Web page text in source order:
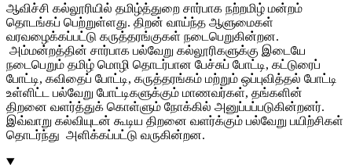
ஆவிச்சி கல்லூரியில் தமிழ்த்துறை சார்பாக நற்றமிழ் மன்றம்
தொடங்கப் பெற்றுள்ளது. திறன் வாய்ந்த ஆளுமைகள்
வரவழைக்கப்பட்டு கருத்தரங்குகள் நடைபெறுகின்றன.
அம்மன்றத்தின் சார்பாக பல்வேறு கல்லூரிகளுக்கு இடையே
நடைபெறும் தமிழ் மொழி தொடர்பான பேச்சுப் போட்டி, கட்டுரைப்
போட்டி, கவிதைப் போட்டி, கருத்தரங்கம் மற்றும் ஒப்புவித்தல் போட்டி
உள்ளிட்ட
பல்வேறு போட்டிகளுக்கும் மாணவர்கள், தங்களின்
திறனை வளர்த்துக் கொள்ளும் நோக்கில் அனுப்பப்படுகின்றனர்.
இவ்வாறு கல்வியுடன் கூடிய திறனை வளர்க்கும் பல்வேறு பயிற்சிகள்
தொடர்ந்து அளிக்கப்பட்டு வருகின்றன.